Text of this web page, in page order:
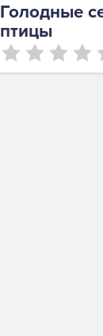
Голодные
птицы